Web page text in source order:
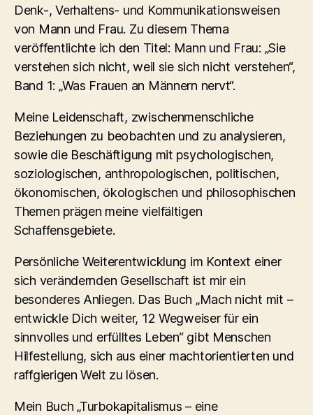
Denk-, Verhaltens- und Kommunikationsweisen
von Mann und Frau. Zu diesem Thema
veröffentlichte ich den Titel: Mann und Frau: „Sie
verstehen sich nicht, weil sie sich nicht verstehen“,
Band 1: „Was Frauen an Männern nervt“.
Meine Leidenschaft, zwischenmenschliche
Beziehungen zu beobachten und zu analysieren,
sowie die Beschäftigung mit psychologischen,
soziologischen, anthropologischen, politischen,
ökonomischen, ökologischen und philosophischen
Themen prägen meine vielfältigen
Schaffensgebiete.
Persönliche Weiterentwicklung im Kontext einer
sich verändernden Gesellschaft ist mir ein
besonderes Anliegen. Das Buch „Mach nicht mit –
entwickle Dich weiter, 12 Wegweiser für ein
sinnvolles und erfülltes Leben“ gibt Menschen
Hilfestellung, sich aus einer machtorientierten und
raffgierigen Welt zu lösen.
Mein Buch „Turbokapitalismus – eine